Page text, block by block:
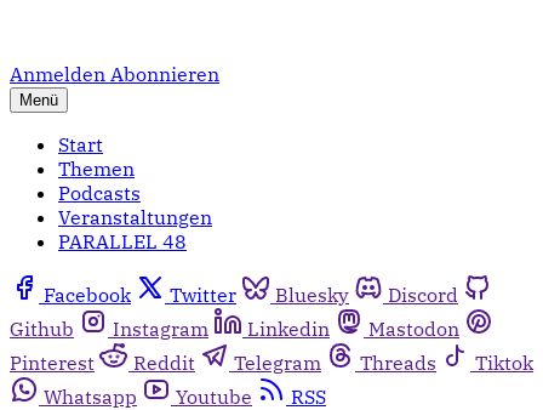
Anmelden Abonnieren
Menü
Start
Themen
Podcasts
Veranstaltungen
PARALLEL 48
Facebook Twitter Bluesky
Discord
Github
Instagram Linkedin
Mastodon
Pinterest
Reddit Telegram Threads
Tiktok
Whatsapp
Youtube RSS